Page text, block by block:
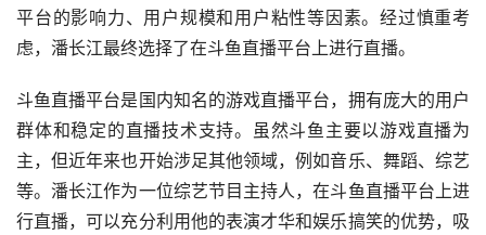
平台的影响力、用户规模和用户粘性等因素。经过慎重考
虑，潘长江最终选择了在斗鱼直播平台上进行直播。
斗鱼直播平台是国内知名的游戏直播平台，拥有庞大的用户
群体和稳定的直播技术支持。虽然斗鱼主要以游戏直播为
主，但近年来也开始涉足其他领域，例如音乐、舞蹈、综艺
等。潘长江作为一位综艺节目主持人，在斗鱼直播平台上进
行直播，可以充分利用他的表演才华和娱乐搞笑的优势，吸